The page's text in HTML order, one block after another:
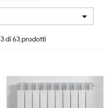

di 63 prodotti